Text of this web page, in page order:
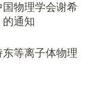
物理学会谢希
通知
等离子体物理